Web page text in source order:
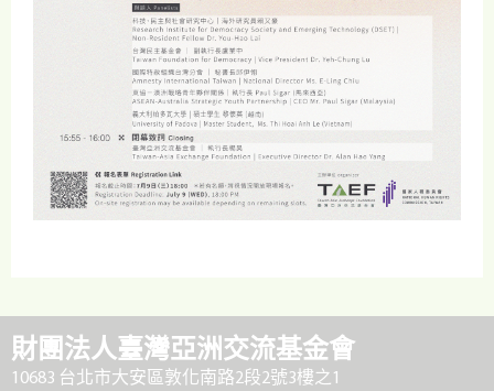
財團法人臺灣亞洲交流基金會
10683 台北市大安區敦化南路2段2號3樓之1